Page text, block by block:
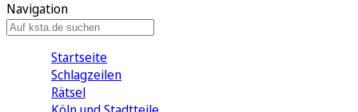
Navigation
Startseite
Schlagzeilen
Rätsel